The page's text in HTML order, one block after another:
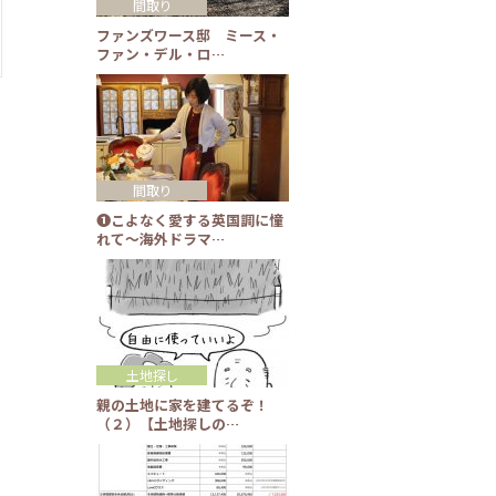
ファンズワース邸 ミース・
ファン・デル・ロ…
間取り
❶こよなく愛する英国調に憧
れて～海外ドラマ…
間取り
親の土地に家を建てるぞ！
（２）【土地探しの…
土地探し